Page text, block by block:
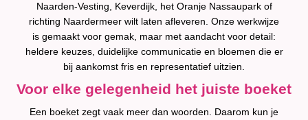
Naarden-Vesting, Keverdijk, het Oranje Nassaupark of
richting Naardermeer wilt laten afleveren. Onze werkwijze
is gemaakt voor gemak, maar met aandacht voor detail:
heldere keuzes, duidelijke communicatie en bloemen die er
bij aankomst fris en representatief uitzien.
Voor elke gelegenheid het juiste boeket
Een boeket zegt vaak meer dan woorden. Daarom kun je